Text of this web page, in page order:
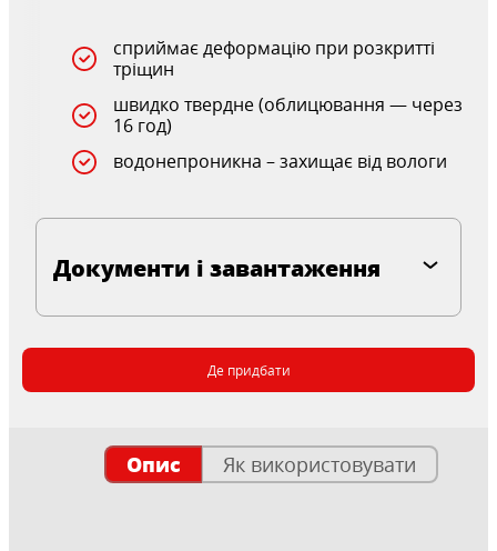
сприймає деформацію при розкритті
тріщин
швидко твердне (облицювання — через
16 год)
водонепроникна – захищає від вологи
Документи і завантаження
Де придбати
Опис Як використовувати